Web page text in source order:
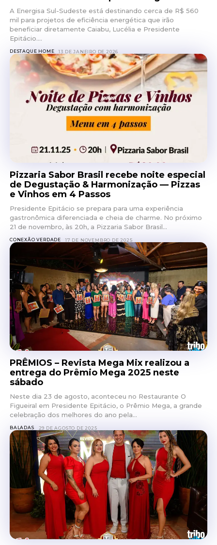
A Energisa Sul-Sudeste está destinando cerca de R$ 560
mil para projetos de eficiência energética que irão
beneficiar diretamente Caiabu, Lucélia e Presidente
Epitácio....
DESTAQUE HOME 13 DE JANEIRO DE 2026
Pizzaria Sabor Brasil recebe noite especial
de Degustação & Harmonização — Pizzas
e Vinhos em 4 Passos
Presidente Epitácio se prepara para uma experiência
gastronômica diferenciada e cheia de charme. No próximo
21 de novembro, às 20h, a Pizzaria Sabor Brasil...
CONEXÃO VERDADE 17 DE NOVEMBRO DE 2025
PRÊMIOS – Revista Mega Mix realizou a
entrega do Prêmio Mega 2025 neste
sábado
Neste dia 23 de agosto, aconteceu no Restaurante O
Figueiral em Presidente Epitácio, o Prêmio Mega, a grande
celebração dos melhores do ano pela...
BALADAS 29 DE AGOSTO DE 2025